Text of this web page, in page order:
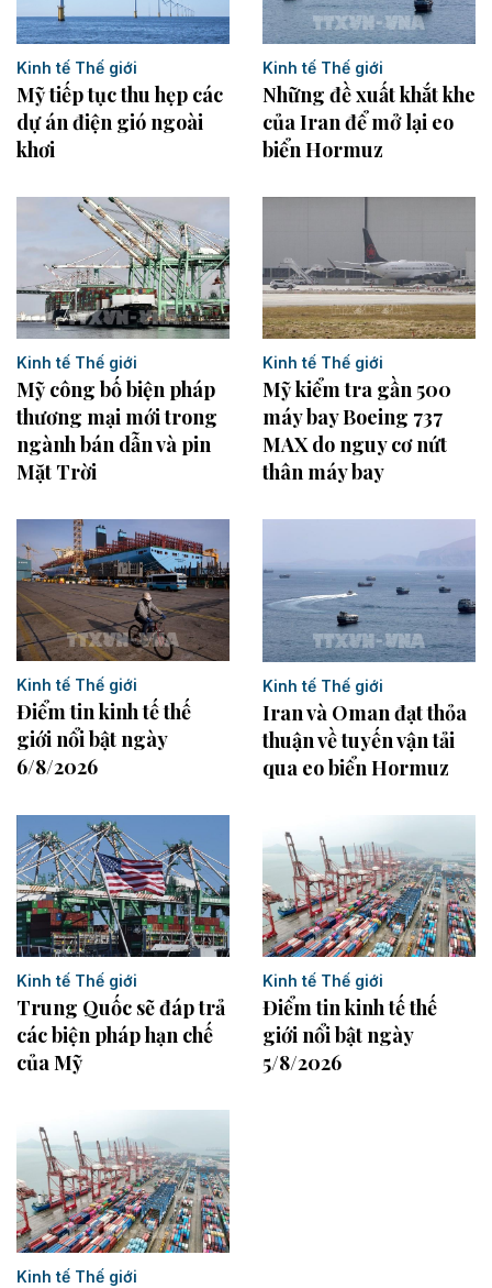
Kinh tế Thế giới
Mỹ tiếp tục thu hẹp các
dự án điện gió ngoài
khơi
Kinh tế Thế giới
Những đề xuất khắt khe
của Iran để mở lại eo
biển Hormuz
Kinh tế Thế giới
Mỹ công bố biện pháp
thương mại mới trong
ngành bán dẫn và pin
Mặt Trời
Kinh tế Thế giới
Mỹ kiểm tra gần 500
máy bay Boeing 737
MAX do nguy cơ nứt
thân máy bay
Kinh tế Thế giới
Điểm tin kinh tế thế
giới nổi bật ngày
6/8/2026
Kinh tế Thế giới
Iran và Oman đạt thỏa
thuận về tuyến vận tải
qua eo biển Hormuz
Kinh tế Thế giới
Trung Quốc sẽ đáp trả
các biện pháp hạn chế
của Mỹ
Kinh tế Thế giới
Điểm tin kinh tế thế
giới nổi bật ngày
5/8/2026
Kinh tế Thế giới